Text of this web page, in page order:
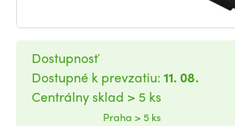
Dostupnosť
Dostupné k prevzatiu: 11. 08.
Centrálny sklad > 5 ks
Praha > 5 ks